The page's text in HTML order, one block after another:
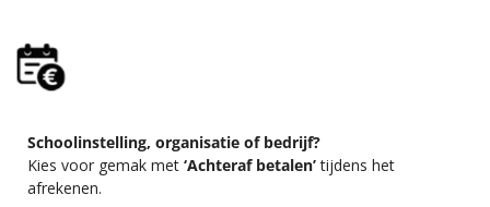
Schoolinstelling, organisatie of bedrijf?
Kies voor gemak met ‘Achteraf betalen’tijdens het
afrekenen.